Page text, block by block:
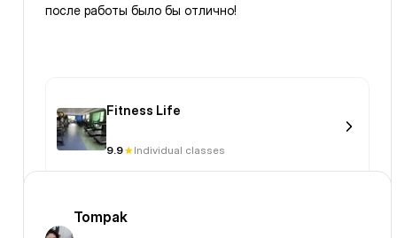
после работы было бы отлично!
Fitness Life
9.9 Individual classes
Tompak